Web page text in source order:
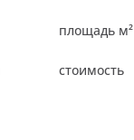
площадь м²
стоимость